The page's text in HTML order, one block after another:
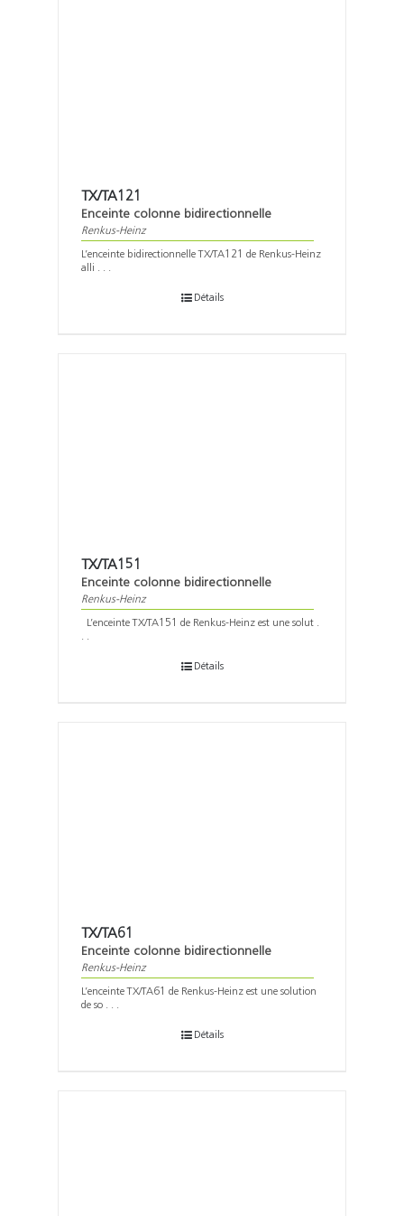
TX/TA121
Enceinte colonne bidirectionnelle
Renkus-Heinz
L’enceinte bidirectionnelle TX/TA121 de Renkus-Heinz
alli . . .
Détails
TX/TA151
Enceinte colonne bidirectionnelle
Renkus-Heinz
L’enceinte TX/TA151 de Renkus-Heinz est une solut .
. .
Détails
TX/TA61
Enceinte colonne bidirectionnelle
Renkus-Heinz
L’enceinte TX/TA61 de Renkus-Heinz est une solution
de so . . .
Détails